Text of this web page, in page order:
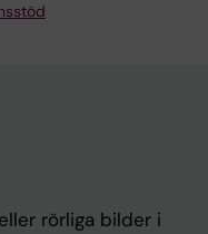
rörliga bilder i